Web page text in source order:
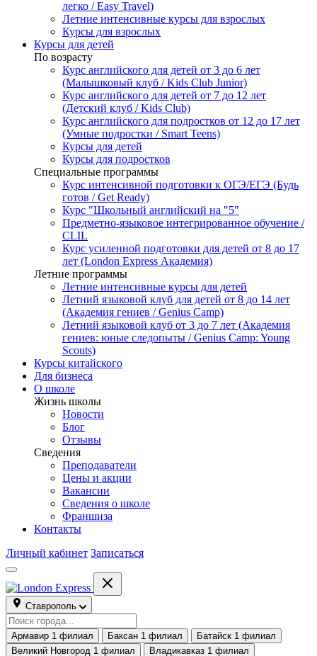
легко / Easy Travel)
Летние интенсивные курсы для взрослых
Курсы для взрослых
Курсы для детей
По возрасту
Курс английского для детей от 3 до 6 лет
(Малышковый клуб / Kids Club Junior)
Курс английского для детей от 7 до 12 лет
(Детский клуб / Kids Club)
Курс английского для подростков от 12 до 17 лет
(Умные подростки / Smart Teens)
Курсы для детей
Курсы для подростков
Специальные программы
Курс интенсивной подготовки к ОГЭ/ЕГЭ (Будь
готов / Get Ready)
Курс "Школьный английский на "5"
Предметно-языковое интегрированное обучение /
CLIL
Курс усиленной подготовки для детей от 8 до 17
лет (London Express Академия)
Летние программы
Летние интенсивные курсы для детей
Летний языковой клуб для детей от 8 до 14 лет
(Академия гениев / Genius Camp)
Летний языковой клуб от 3 до 7 лет (Академия
гениев: юные следопыты / Genius Camp: Young
Scouts)
Курсы китайского
Для бизнеса
О школе
Жизнь школы
Новости
Блог
Отзывы
Сведения
Преподаватели
Цены и акции
Вакансии
Сведения о школе
Франшиза
Контакты
Личный кабинет Записаться
Ставрополь
Армавир 1 филиал Баксан 1 филиал Батайск 1 филиал
Великий Новгород 1 филиал Владикавказ 1 филиал